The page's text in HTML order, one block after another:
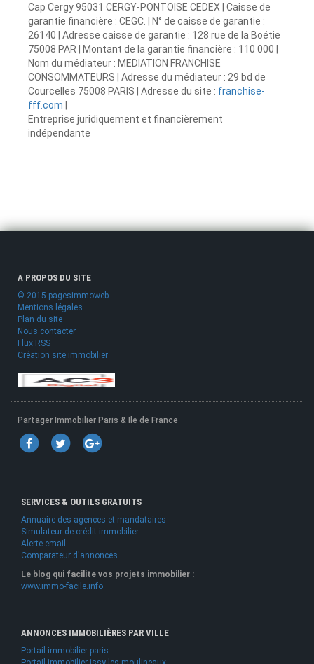
Cap Cergy 95031 CERGY-PONTOISE CEDEX | Caisse de
garantie financière : CEGC. | N° de caisse de garantie :
26140 | Adresse caisse de garantie : 128 rue de la Boétie
75008 PAR | Montant de la garantie financière : 110 000 |
Nom du médiateur : MEDIATION FRANCHISE
CONSOMMATEURS | Adresse du médiateur : 29 bd de
Courcelles 75008 PARIS | Adresse du site : franchise-
fff.com
Entreprise juridiquement et financièrement
indépendante
A PROPOS DU SITE
© 2015 pagesimmoweb
Mentions légales
Plan du site
Nous contacter
Flux RSS
Création site immobilier
Partager Immobilier Paris & Ile de France
SERVICES & OUTILS GRATUITS
Annuaire des agences et mandataires
Simulateur de crédit immobilier
Alerte email
Comparateur d'annonces
Le blog qui facilite vos projets immobilier :
www.immo-facile.info
ANNONCES IMMOBILIÈRES PAR VILLE
Portail immobilier paris